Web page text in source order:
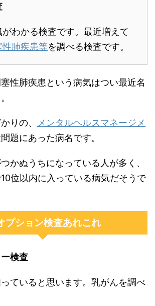
わかる検査です。最近増えて
性肺疾患等を調べる検査です。
性肺疾患という病気はつい最近名
りの、
メンタルヘルスマネージメ
題にあった病名です。
かぬうちになっている人が多く、
位以内に入っている病気だそうで
プション検査あれこれ
検査
ていると思います。乳がんを調べ